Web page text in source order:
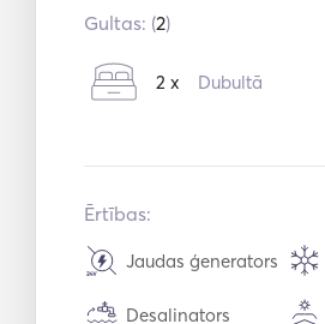
Gultas: (2)
2 x Dubultā
Ērtības:
Jaudas ģenerators
Desalinators